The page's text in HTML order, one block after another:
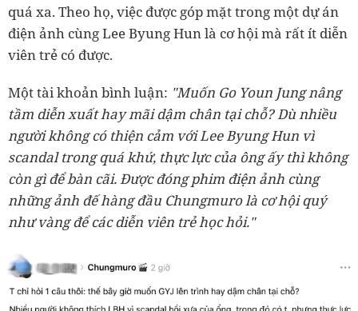
quá xa. Theo họ, việc được góp mặt trong một dự án
điện ảnh cùng Lee Byung Hun là cơ hội mà rất ít diễn
viên trẻ có được.
Một tài khoản bình luận: "Muốn Go Youn Jung nâng
tầm diễn xuất hay mãi dậm chân tại chỗ? Dù nhiều
người không có thiện cảm với Lee Byung Hun vì
scandal trong quá khứ, thực lực của ông ấy thì không
còn gì để bàn cãi. Được đóng phim điện ảnh cùng
những ảnh đế hàng đầu Chungmuro là cơ hội quý
như vàng để các diễn viên trẻ học hỏi."